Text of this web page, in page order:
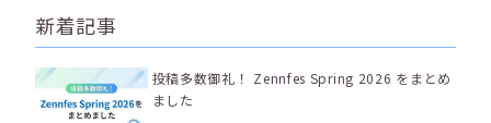
新着記事
投稿多数御礼！ Zennfes Spring 2026 をまとめ
ました